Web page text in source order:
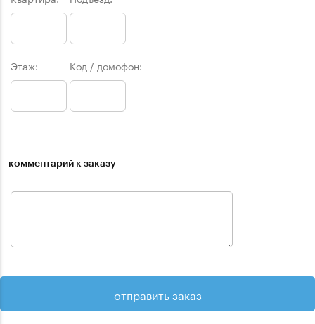
Этаж: Код / домофон:
комментарий к заказу